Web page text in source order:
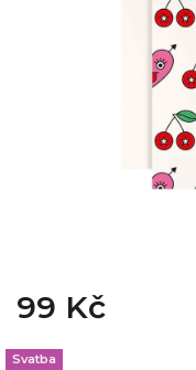
99 Kč
Svatba